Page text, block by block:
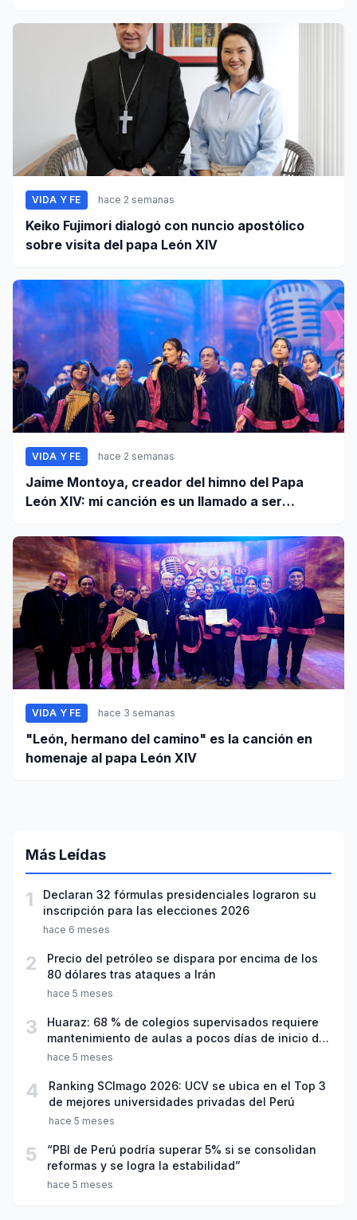
VIDA Y FE hace 2 semanas
Keiko Fujimori dialogó con nuncio apostólico
sobre visita del papa León XIV
VIDA Y FE hace 2 semanas
Jaime Montoya, creador del himno del Papa
León XIV: mi canción es un llamado a ser
VIDA Y FE hace 3 semanas
"León, hermano del camino" es la canción en
homenaje al papa León XIV
Más Leídas
1
Declaran 32 fórmulas presidenciales lograron su
inscripción para las elecciones 2026
hace 6 meses
2
Precio del petróleo se dispara por encima de los
80 dólares tras ataques a Irán
hace 5 meses
3
Huaraz: 68 % de colegios supervisados requiere
mantenimiento de aulas a pocos días de inicio del
año escolar 2026
hace 5 meses
4
Ranking SCImago 2026: UCV se ubica en el Top 3
de mejores universidades privadas del Perú
hace 5 meses
5
“PBI de Perú podría superar 5% si se consolidan
reformas y se logra la estabilidad”
hace 5 meses